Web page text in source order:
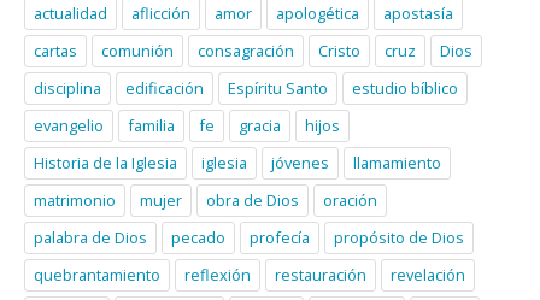
actualidad aflicción amor apologética
apostasía
cartas
comunión consagración Cristo cruz
Dios
disciplina
edificación Espíritu Santo
estudio bíblico
evangelio
familia fe gracia
hijos
Historia de la Iglesia
iglesia jóvenes
llamamiento
matrimonio
mujer obra de Dios
oración
palabra de Dios
pecado profecía
propósito de Dios
quebrantamiento
reflexión restauración
revelación